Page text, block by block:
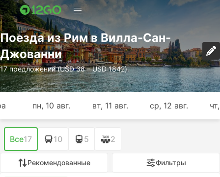
Поезда из Рим в Вилла-Сан-
Джованни
17 предложений (USD 38 – USD 1842)
пн, 10 авг. вт, 11 авг. ср, 12 авг.
Все17 10 5 2
Рекомендованные Фильтры